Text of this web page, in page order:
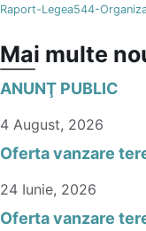
Raport-Legea544-
Mai multe
ANUNŢ PUBLIC
4 August, 2026
Oferta vanzare
24 Iunie, 2026
Oferta vanzare